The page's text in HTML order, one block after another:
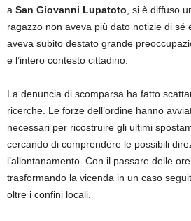
a San Giovanni Lupatoto , si è diffuso
ragazzo non aveva più dato notizie di sé
aveva subito destato grande
e l’intero contesto cittadino.
La denuncia di scomparsa ha fatto
ricerche. Le forze dell’ordine hanno
necessari per ricostruire gli ultimi
cercando di comprendere le possibili
l’allontanamento. Con il passare delle
trasformando la vicenda in un caso
oltre i confini locali.